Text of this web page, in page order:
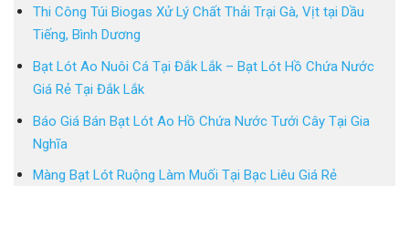
Thi Công Túi Biogas Xử Lý Chất Thải Trại Gà, Vịt tại Dầu
Tiếng, Bình Dương
Bạt Lót Ao Nuôi Cá Tại Đắk Lắk – Bạt Lót Hồ Chứa Nước
Giá Rẻ Tại Đắk Lắk
Báo Giá Bán Bạt Lót Ao Hồ Chứa Nước Tưới Cây Tại Gia
Nghĩa
Màng Bạt Lót Ruộng Làm Muối Tại Bạc Liêu Giá Rẻ